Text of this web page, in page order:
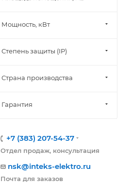
Мощность, кВт
Степень защиты (IP)
Страна производства
Гарантия
+7 (383) 207-54-37
Отдел продаж, консультация
nsk@inteks-elektro.ru
Почта для заказов